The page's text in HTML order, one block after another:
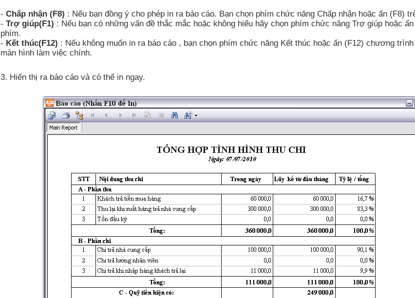
- Chấp nhận (F8) : Nếu bạn đồng ý cho phép in ra báo cáo. Bạn chọn phím chức năng Chấp nhận hoặc ấn (F8)
- Trợ giúp(F1) : Nếu bạn có những vấn đề thắc mắc hoặc không hiểu hãy chọn phím chức năng Trợ giúp hoặc
phím.
- Kết thúc(F12) : Nếu không muốn in ra báo cáo , bạn chọn phím chức năng Kết thúc hoặc ấn (F12) chương
màn hình làm việc chính.
3. Hiển thị ra báo cáo và có thể in ngay.